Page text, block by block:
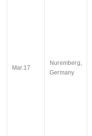
Mar.17
Nuremberg,
Germany